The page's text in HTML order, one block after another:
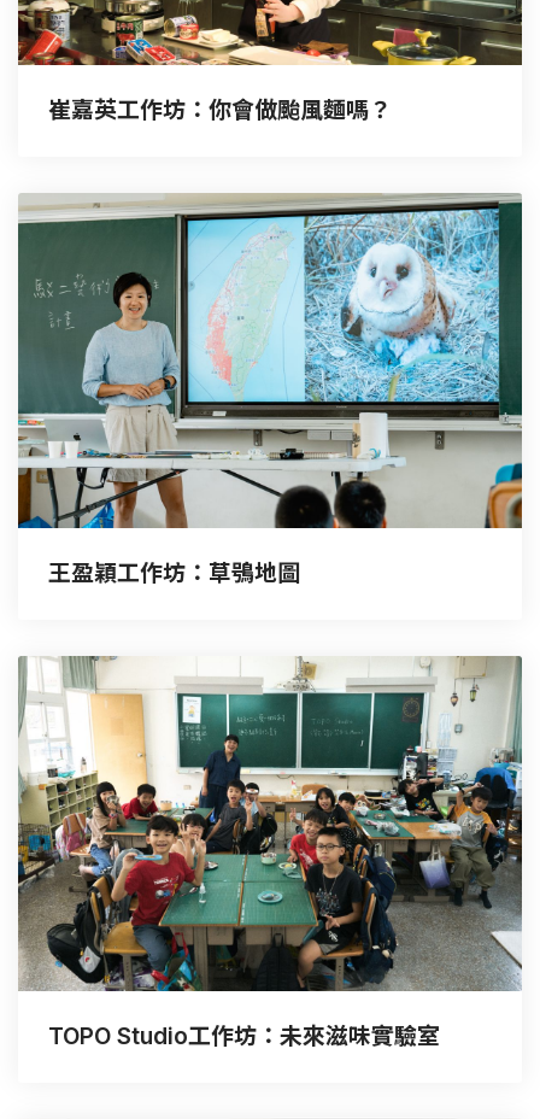
崔嘉英工作坊：你會做颱風麵嗎？
王盈穎工作坊：草鴞地圖
TOPO Studio工作坊：未來滋味實驗室